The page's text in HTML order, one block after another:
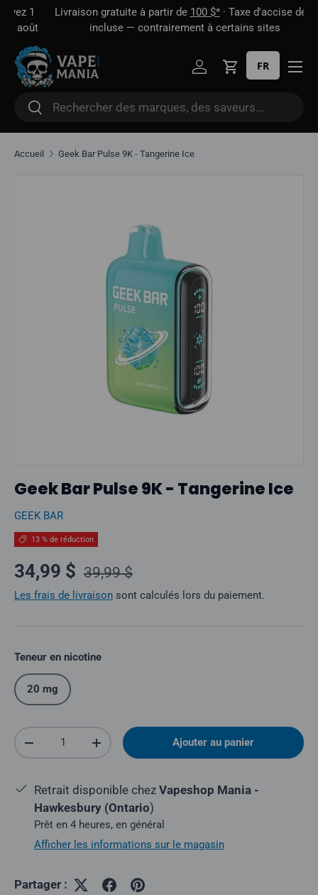
Aller directement au contenu
Livraison gratuite à partir de100 $*· Taxe d'accise déjà
incluse — contrairement à certains sites
Rechercher
Rechercher
Se connecter
Panier
FR
Accueil Geek Bar Pulse 9K - Tangerine Ice
Geek Bar Pulse 9K - Tangerine Ice
GEEK BAR
13 % de réduction
Prix soldé
34,99 $ Prix normal
39,99 $
Les frais de livraison sont calculés lors du paiement.
Teneur en nicotine
20 mg
Quantité
Réduire la quantitéAugmenter la quantitéAjouter au panier
Retrait disponible chez Vapeshop Mania -
Hawkesbury (Ontario)
Prêt en 4 heures, en général
Afficher les informations sur le magasin
Partager :